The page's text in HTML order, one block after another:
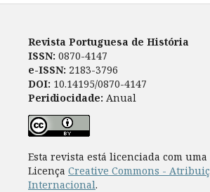
Revista Portuguesa de História
ISSN: 0870-4147
e-ISSN: 2183-3796
DOI: 10.14195/0870-4147
Peridiocidade: Anual
Esta revista está licenciada com uma
Licença Creative Commons -
Internacional.